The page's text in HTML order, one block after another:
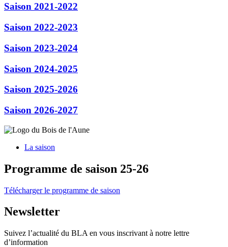
Saison 2021-2022
Saison 2022-2023
Saison 2023-2024
Saison 2024-2025
Saison 2025-2026
Saison 2026-2027
La saison
Programme de saison 25-26
Télécharger le programme de saison
Newsletter
Suivez l’actualité du BLA en vous inscrivant à notre lettre
d’information